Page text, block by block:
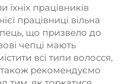
працівників
працівниці вільна
що призвело до
чепці мають
всі типи волосся,
рекомендуємо